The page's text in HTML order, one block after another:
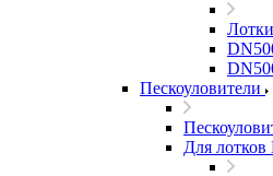
Пескоуловители
Для лотков